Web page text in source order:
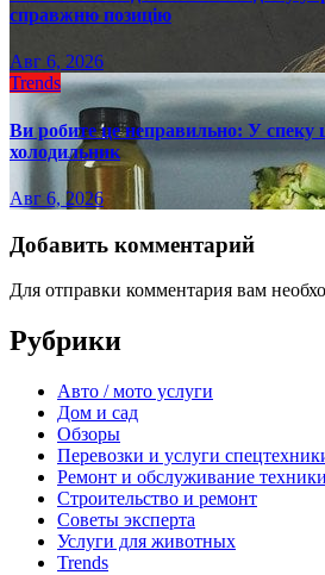
справжню позицію
Авг 6, 2026
Trends
Ви робите це неправильно: У спеку
холодильник
Авг 6, 2026
Добавить комментарий
Для отправки комментария вам
Рубрики
Авто / мото услуги
Дом и сад
Обзоры
Перевозки и услуги
Ремонт и обслуживание техники
Строительство и ремонт
Советы эксперта
Услуги для животных
Trends